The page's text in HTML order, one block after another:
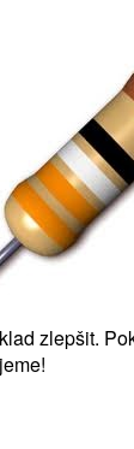
zlepšit.